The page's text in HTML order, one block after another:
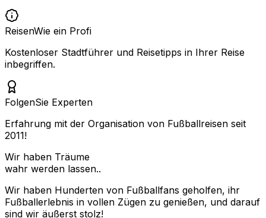
ReisenWie ein Profi
Kostenloser Stadtführer und Reisetipps in Ihrer Reise
inbegriffen.
FolgenSie Experten
Erfahrung mit der Organisation von Fußballreisen seit
2011!
Wir haben Träume
wahr werden lassen..
Wir haben Hunderten von Fußballfans geholfen, ihr
Fußballerlebnis in vollen Zügen zu genießen, und darauf
sind wir äußerst stolz!